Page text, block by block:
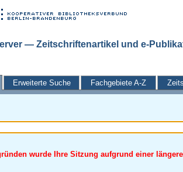
— Zeitschriftenartikel und e-
Erweiterte Suche Fachgebiete A-Z
wurde Ihre Sitzung aufgrund einer